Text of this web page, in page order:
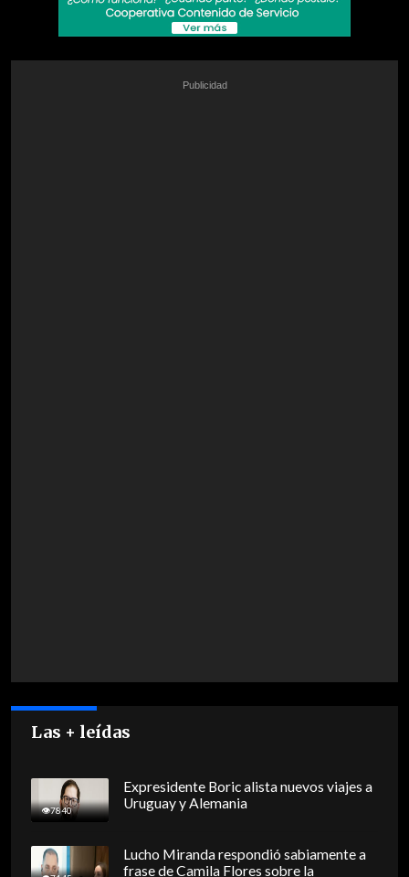
Las + leídas
7840
Expresidente Boric alista nuevos viajes a
Uruguay y Alemania
Lucho Miranda respondió sabiamente a
frase de Camila Flores sobre la